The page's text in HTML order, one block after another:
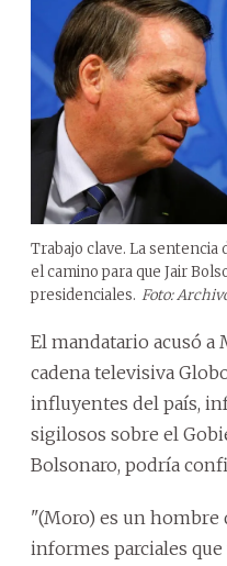
Trabajo clave. La
el camino para que Jair
presidenciales. Foto:
El mandatario acusó a
cadena televisiva
influyentes del país,
sigilosos sobre el
Bolsonaro, podría
"(Moro) es un hombre
informes parciales que